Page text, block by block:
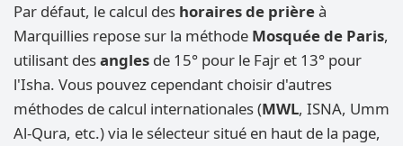
Par défaut, le calcul des horaires de prièreà
Marquillies repose sur la méthode Mosquée de Paris,
utilisant desangles de 15° pour le Fajr et 13° pour
l'Isha. Vous pouvez cependant choisir d'autres
méthodes de calcul internationales (MWL, ISNA, Umm
Al-Qura, etc.) via le sélecteur situé en haut de la page,